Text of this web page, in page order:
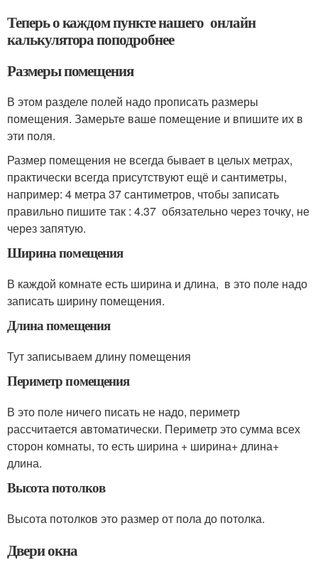
Теперь о каждом пункте нашего онлайн
калькулятора поподробнее
Размеры помещения
В этом разделе полей надо прописать размеры
помещения. Замерьте ваше помещение и впишите их в
эти поля.
Размер помещения не всегда бывает в целых метрах,
практически всегда присутствуют ещё и сантиметры,
например: 4 метра 37 сантиметров, чтобы записать
правильно пишите так : 4.37 обязательно через точку, не
через запятую.
Ширина помещения
В каждой комнате есть ширина и длина, в это поле надо
записать ширину помещения.
Длина помещения
Тут записываем длину помещения
Периметр помещения
В это поле ничего писать не надо, периметр
рассчитается автоматически. Периметр это сумма всех
сторон комнаты, то есть ширина + ширина+ длина+
длина.
Высота потолков
Высота потолков это размер от пола до потолка.
Двери окна